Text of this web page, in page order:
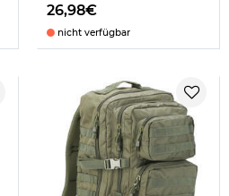
26,98€
nicht verfügbar